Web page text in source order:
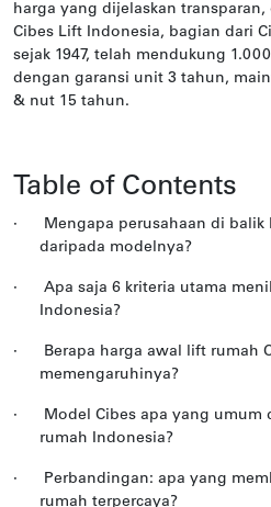
harga yang dijelaskan
Cibes Lift Indonesia, bagian dari
sejak 1947, telah mendukung
dengan garansi unit 3 tahun,
& nut 15 tahun.
Table of Contents
·
Mengapa perusahaan di
daripada modelnya?
·
Apa saja 6 kriteria utama
Indonesia?
·
Berapa harga awal lift rumah
memengaruhinya?
·
Model Cibes apa yang
rumah Indonesia?
·
Perbandingan: apa yang
rumah terpercaya?